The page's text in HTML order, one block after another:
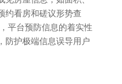
约看房和磋议形势查
平台预防信息的着实性
防护极端信息误导用户